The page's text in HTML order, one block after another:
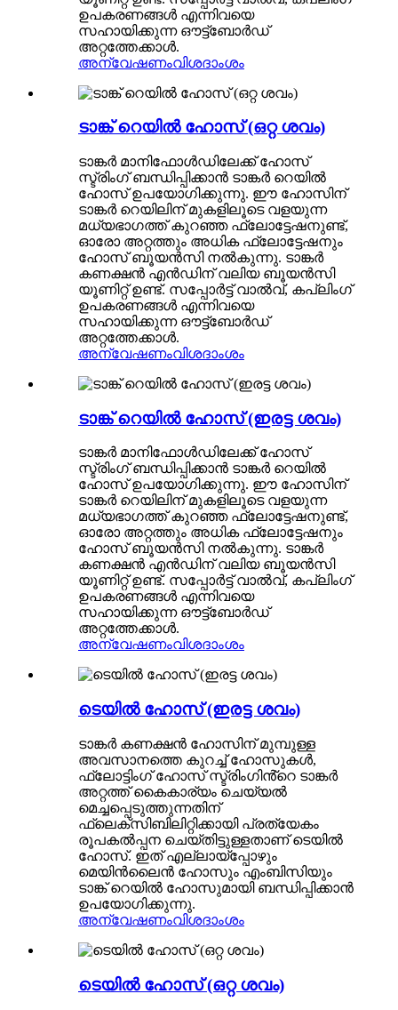
ഉപകരണങ്ങൾ എന്നിവയെ
സഹായിക്കുന്ന ഔട്ട്ബോർഡ്
അറ്റത്തേക്കാൾ.
അന്വേഷണംവിശദാംശം
ടാങ്ക് റെയിൽ ഹോസ് (ഒറ്റ ശവം)
ടാങ്കർ മാനിഫോൾഡിലേക്ക് ഹോസ്
സ്ട്രിംഗ് ബന്ധിപ്പിക്കാൻ ടാങ്കർ റെയിൽ
ഹോസ് ഉപയോഗിക്കുന്നു. ഈ ഹോസിന്
ടാങ്കർ റെയിലിന് മുകളിലൂടെ വളയുന്ന
മധ്യഭാഗത്ത് കുറഞ്ഞ ഫ്ലോട്ടേഷനുണ്ട്,
ഓരോ അറ്റത്തും അധിക ഫ്ലോട്ടേഷനും
ഹോസ് ബൂയൻസി നൽകുന്നു. ടാങ്കർ
കണക്ഷൻ എൻഡിന് വലിയ ബൂയൻസി
യൂണിറ്റ് ഉണ്ട്. സപ്പോർട്ട് വാൽവ്, കപ്ലിംഗ്
ഉപകരണങ്ങൾ എന്നിവയെ
സഹായിക്കുന്ന ഔട്ട്ബോർഡ്
അറ്റത്തേക്കാൾ.
അന്വേഷണംവിശദാംശം
ടാങ്ക് റെയിൽ ഹോസ് (ഇരട്ട ശവം)
ടാങ്കർ മാനിഫോൾഡിലേക്ക് ഹോസ്
സ്ട്രിംഗ് ബന്ധിപ്പിക്കാൻ ടാങ്കർ റെയിൽ
ഹോസ് ഉപയോഗിക്കുന്നു. ഈ ഹോസിന്
ടാങ്കർ റെയിലിന് മുകളിലൂടെ വളയുന്ന
മധ്യഭാഗത്ത് കുറഞ്ഞ ഫ്ലോട്ടേഷനുണ്ട്,
ഓരോ അറ്റത്തും അധിക ഫ്ലോട്ടേഷനും
ഹോസ് ബൂയൻസി നൽകുന്നു. ടാങ്കർ
കണക്ഷൻ എൻഡിന് വലിയ ബൂയൻസി
യൂണിറ്റ് ഉണ്ട്. സപ്പോർട്ട് വാൽവ്, കപ്ലിംഗ്
ഉപകരണങ്ങൾ എന്നിവയെ
സഹായിക്കുന്ന ഔട്ട്ബോർഡ്
അറ്റത്തേക്കാൾ.
അന്വേഷണംവിശദാംശം
ടെയിൽ ഹോസ് (ഇരട്ട ശവം)
ടാങ്കർ കണക്ഷൻ ഹോസിന് മുമ്പുള്ള
അവസാനത്തെ കുറച്ച് ഹോസുകൾ,
ഫ്ലോട്ടിംഗ് ഹോസ് സ്ട്രിംഗിൻ്റെ ടാങ്കർ
അറ്റത്ത് കൈകാര്യം ചെയ്യൽ
മെച്ചപ്പെടുത്തുന്നതിന്
ഫ്ലെക്സിബിലിറ്റിക്കായി പ്രത്യേകം
രൂപകൽപ്പന ചെയ്തിട്ടുള്ളതാണ് ടെയിൽ
ഹോസ്. ഇത് എല്ലായ്പ്പോഴും
മെയിൻലൈൻ ഹോസും എംബിസിയും
ടാങ്ക് റെയിൽ ഹോസുമായി ബന്ധിപ്പിക്കാൻ
ഉപയോഗിക്കുന്നു.
അന്വേഷണംവിശദാംശം
ടെയിൽ ഹോസ് (ഒറ്റ ശവം)